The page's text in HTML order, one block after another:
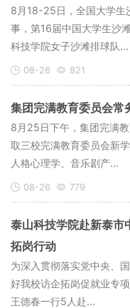
8月18-25日，全国大学生
事，第16届中国大学生沙
科技学院女子沙滩排球队...
08-26 821
集团完满教育委员会常
​8月25日下午，集团完满
取三校完满教育委员会新
人格心理学、音乐剧产...
08-26 779
泰山科技学院赴新泰市
拓岗行动
为深入贯彻落实党中央、
好我校访企拓岗促就业专
王德春一行5人赴...